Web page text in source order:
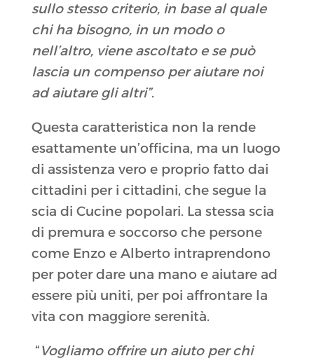
sullo stesso criterio, in base al quale
chi ha bisogno, in un modo o
nell’altro, viene ascoltato e se può
lascia un compenso per aiutare noi
ad aiutare gli altri”.
Questa caratteristica non la rende
esattamente un’officina, ma un luogo
di assistenza vero e proprio fatto dai
cittadini per i cittadini, che segue la
scia di Cucine popolari. La stessa scia
di premura e soccorso che persone
come Enzo e Alberto intraprendono
per poter dare una mano e aiutare ad
essere più uniti, per poi affrontare la
vita con maggiore serenità.
“Vogliamo offrire un aiuto per chi